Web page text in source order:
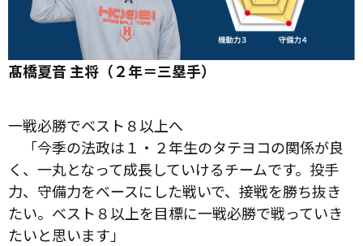
髙橋夏音 主将（２年＝三塁手）
一戦必勝でベスト８以上へ
「今季の法政は１・２年生のタテヨコの関係が良
く、一丸となって成長していけるチームです。投手
力、守備力をベースにした戦いで、接戦を勝ち抜き
たい。ベスト８以上を目標に一戦必勝で戦っていき
たいと思います」